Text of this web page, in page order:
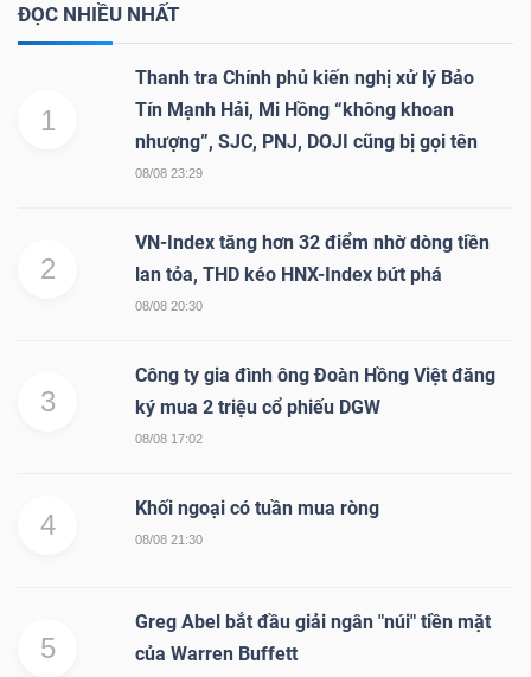
ĐỌC NHIỀU NHẤT
1
Thanh tra Chính phủ kiến nghị xử lý Bảo
Tín Mạnh Hải, Mi Hồng “không khoan
nhượng”, SJC, PNJ, DOJI cũng bị gọi tên
08/08 23:29
2
VN-Index tăng hơn 32 điểm nhờ dòng tiền
lan tỏa, THD kéo HNX-Index bứt phá
08/08 20:30
3
Công ty gia đình ông Đoàn Hồng Việt đăng
ký mua 2 triệu cổ phiếu DGW
08/08 17:02
4
Khối ngoại có tuần mua ròng
08/08 21:30
5
Greg Abel bắt đầu giải ngân "núi" tiền mặt
của Warren Buffett